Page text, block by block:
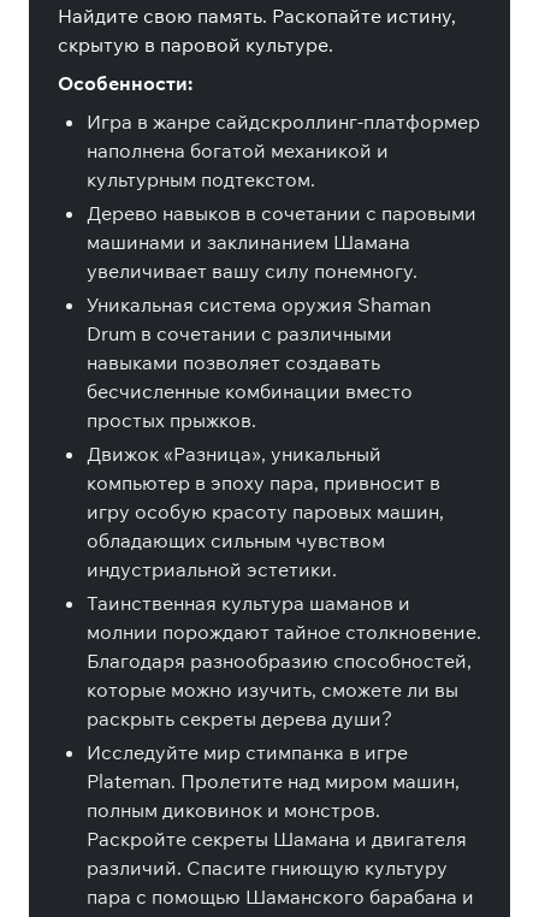
Найдите свою память. Раскопайте истину,
скрытую в паровой культуре.
Особенности:
Игра в жанре сайдскроллинг-платформер
наполнена богатой механикой и
культурным подтекстом.
Дерево навыков в сочетании с паровыми
машинами и заклинанием Шамана
увеличивает вашу силу понемногу.
Уникальная система оружия Shaman
Drum в сочетании с различными
навыками позволяет создавать
бесчисленные комбинации вместо
простых прыжков.
Движок «Разница», уникальный
компьютер в эпоху пара, привносит в
игру особую красоту паровых машин,
обладающих сильным чувством
индустриальной эстетики.
Таинственная культура шаманов и
молнии порождают тайное столкновение.
Благодаря разнообразию способностей,
которые можно изучить, сможете ли вы
раскрыть секреты дерева души?
Исследуйте мир стимпанка в игре
Plateman. Пролетите над миром машин,
полным диковинок и монстров.
Раскройте секреты Шамана и двигателя
различий. Спасите гниющую культуру
пара с помощью Шаманского барабана и